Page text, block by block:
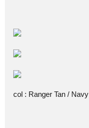
col : Ranger Tan / Navy